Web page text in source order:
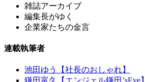
雑誌アーカイブ
編集長がゆく
企業家たちの金言
連載執筆者
池田ゆう【社長のおしゃれ】